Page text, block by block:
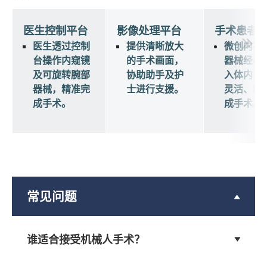
医生控制平台
医生透过控制
台操作内窥镜
及可旋转腕部
器械，精准完
成手术。
影像处理平台
提供清晰放大
的手术画面，
协助助手及护
士进行支援。
手术患者
微创内视
器械经小
入体内，
灵活、精
成手术。
常见问题
谁适合接受机械人手术？